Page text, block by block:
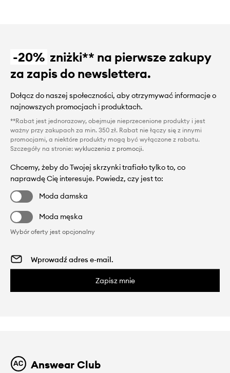
-20% zniżki** na pierwsze zakupy
za zapis do newslettera.
Dołącz do naszej społeczności, aby otrzymywać informacje o
najnowszych promocjach i produktach.
**Rabat jest jednorazowy, obejmuje nieprzecenione produkty i jest
ważny przy zakupach za min. 350 zł. Rabat nie łączy się z innymi
promocjami, a niektóre produkty mogą być wyłączone z rabatu.
Szczegóły na stronie: wykluczenia z promocji.
Chcemy, żeby do Twojej skrzynki trafiało tylko to, co
naprawdę Cię interesuje. Powiedz, czy jest to:
Moda damska
Moda męska
Wybór oferty jest opcjonalny
Zapisz mnie
Answear Club